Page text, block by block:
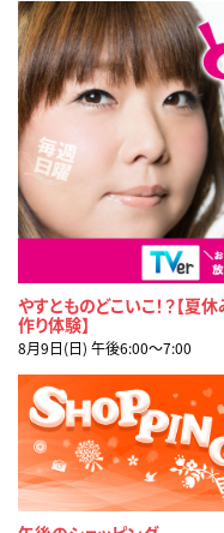
やすとものどこいこ！？【夏
作り体験】
8月9日(日) 午後6:00〜7:00